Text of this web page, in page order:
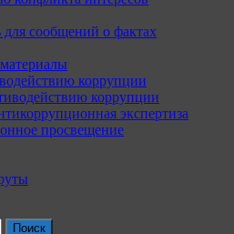
для сообщений о фактах
коррупции
коррупции
экспертиза
просвещение